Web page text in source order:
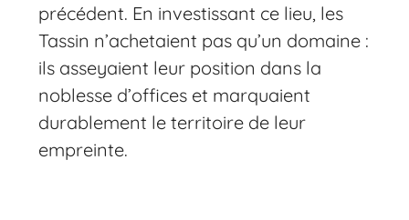
précédent. En investissant ce lieu, les
Tassin n’achetaient pas qu’un domaine :
ils asseyaient leur position dans la
noblesse d’offices et marquaient
durablement le territoire de leur
empreinte.